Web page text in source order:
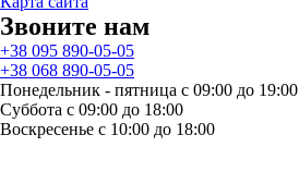
Звоните нам
+38 095 890-05-05
+38 068 890-05-05
Понедельник - пятница с 09:00 до 19:00
Суббота с 09:00 до 18:00
Воскресенье с 10:00 до 18:00